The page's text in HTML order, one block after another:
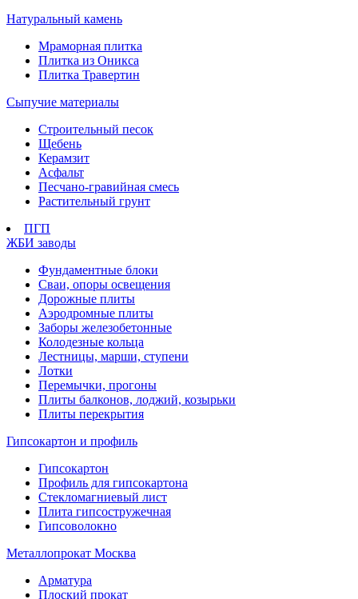
Натуральный камень
Мраморная плитка
Плитка из Оникса
Плитка Травертин
Сыпучие материалы
Строительный песок
Щебень
Керамзит
Асфальт
Песчано-гравийная смесь
Растительный грунт
ПГП
ЖБИ заводы
Фундаментные блоки
Сваи, опоры освещения
Дорожные плиты
Аэродромные плиты
Заборы железобетонные
Колодезные кольца
Лестницы, марши, ступени
Лотки
Перемычки, прогоны
Плиты балконов, лоджий, козырьки
Плиты перекрытия
Гипсокартон и профиль
Гипсокартон
Профиль для гипсокартона
Стекломагниевый лист
Плита гипсостружечная
Гипсоволокно
Металлопрокат Москва
Арматура
Плоский прокат